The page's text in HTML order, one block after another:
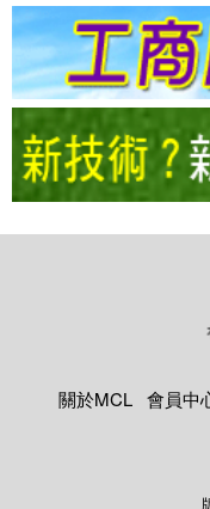
關於MCL 會員中